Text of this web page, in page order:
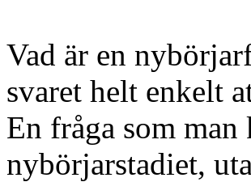
Vad är en
svaret helt enkelt
En fråga som
nybörjarstadiet,